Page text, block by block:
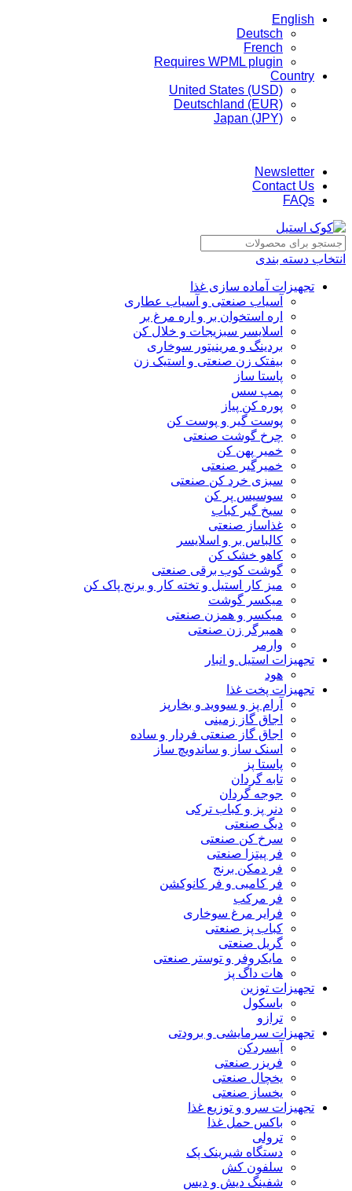
English
Deutsch
French
Requires WPML plugin
Country
United States (USD)
Deutschland (EUR)
Japan (JPY)
Newsletter
Contact Us
FAQs
انتخاب دسته بندی
تجهیزات آماده سازی غذا
آسیاب صنعتی و آسیاب عطاری
اره استخوان بر و اره مرغ بر
اسلایسر سبزیجات و خلال کن
بردینگ و مرینیتور سوخاری
بیفتک زن صنعتی و استیک زن
پاستا ساز
پمپ سس
پوره کن پیاز
پوست گیر و پوست کن
چرخ گوشت صنعتی
خمیر پهن کن
خمیرگیر صنعتی
سبزی خرد کن صنعتی
سوسیس پر کن
سیخ گیر کباب
غذاساز صنعتی
کالباس بر و اسلایسر
کاهو خشک کن
گوشت کوب برقی صنعتی
میز کار استیل و تخته کار و برنج پاک کن
میکسر گوشت
میکسر و همزن صنعتی
همبرگر زن صنعتی
وارمر
تجهیزات استیل و انبار
هود
تجهیزات پخت غذا
آرام پز و سووید و بخارپز
اجاق گاز زمینی
اجاق گاز صنعتی فردار و ساده
اسنک ساز و ساندویچ ساز
پاستا پز
تابه گردان
جوجه گردان
دنر پز و کباب ترکی
دیگ صنعتی
سرخ کن صنعتی
فر پیتزا صنعتی
فر دمکن برنج
فر کامبی و فر کانوکشن
فر مرکب
فرایر مرغ سوخاری
کباب پز صنعتی
گریل صنعتی
مایکروفر و توستر صنعتی
هات داگ پز
تجهیزات توزین
باسکول
ترازو
تجهیزات سرمایشی و برودتی
آبسردکن
فریزر صنعتی
یخچال صنعتی
یخساز صنعتی
تجهیزات سرو و توزیع غذا
باکس حمل غذا
ترولی
دستگاه شیرینک پک
سلفون کش
شفینگ دیش و دیس